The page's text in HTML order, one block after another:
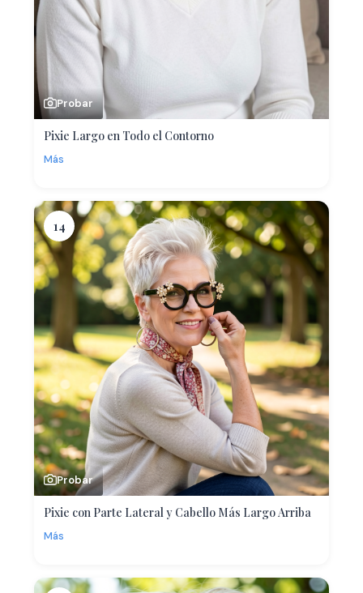
Probar
Pixie Largo en Todo el Contorno
Más
14
Probar
Pixie con Parte Lateral y Cabello Más Largo Arriba
Más